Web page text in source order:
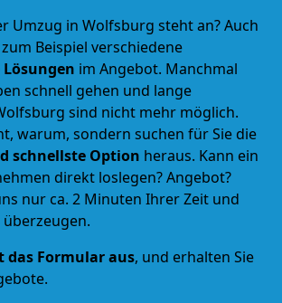
Umzug in Wolfsburg steht an? Auch
Beispiel verschiedene
im Angebot. Manchmal
schnell gehen und lange
sind nicht mehr möglich.
warum, sondern suchen für Sie die
schnellste Option heraus. Kann ein
direkt loslegen? Angebot?
nur ca. 2 Minuten Ihrer Zeit und
das Formular aus, und erhalten Sie